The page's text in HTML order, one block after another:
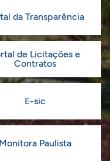
da Transparência
de Licitações e
Contratos
E-sic
Monitora Paulista